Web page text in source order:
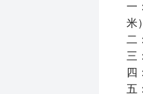
一
米
二
三
四
五